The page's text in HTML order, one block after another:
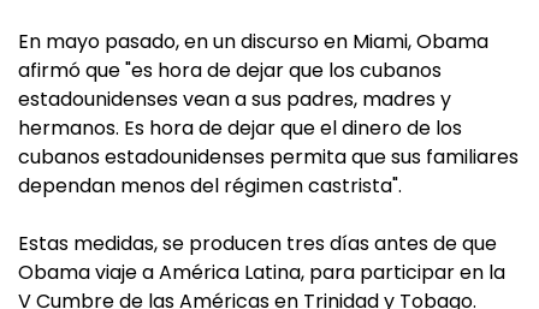
En mayo pasado, en un discurso en Miami, Obama
afirmó que "es hora de dejar que los cubanos
estadounidenses vean a sus padres, madres y
hermanos. Es hora de dejar que el dinero de los
cubanos estadounidenses permita que sus familiares
dependan menos del régimen castrista".
Estas medidas, se producen tres días antes de que
Obama viaje a América Latina, para participar en la
V Cumbre de las Américas en Trinidad y Tobago.